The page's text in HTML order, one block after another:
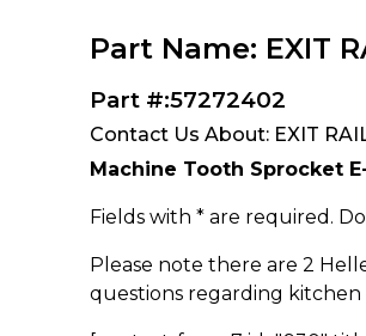
Part Name: EXIT
Part #:57272402
Contact Us About: EXIT
Machine Tooth Sprocket
Fields with * are required.
Please note there are 2
questions regarding